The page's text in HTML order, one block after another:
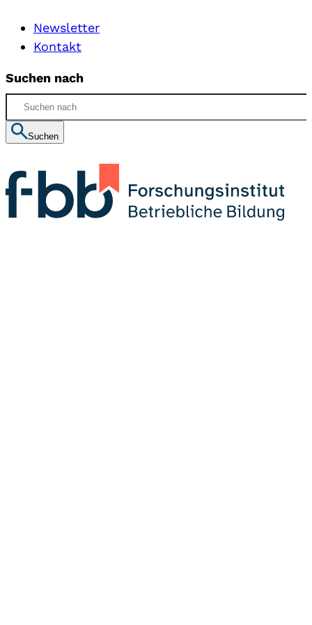
Newsletter
Kontakt
Suchen nach
Suchen